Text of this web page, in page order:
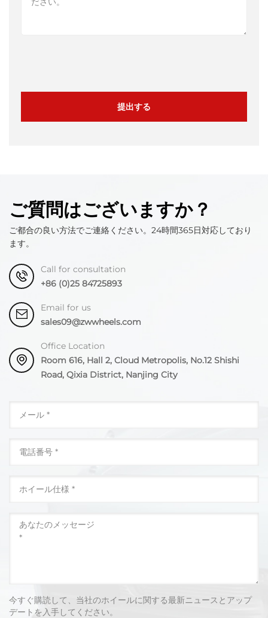
提出する
ご質問はございますか？
ご都合の良い方法でご連絡ください。24時間365日対応しており
ます。
Call for consultation
+86 (0)25 84725893
Email for us
sales09@zwwheels.com
Office Location
Room 616, Hall 2, Cloud Metropolis, No.12 Shishi
Road, Qixia District, Nanjing City
今すぐ購読して、当社のホイールに関する最新ニュースとアップ
デートを入手してください。